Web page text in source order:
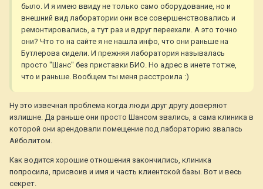
было. И я имею ввиду не только само оборудование, но и
внешний вид лаборатории они все совершенствовались и
ремонтировались, а тут раз и вдруг переехали. А это точно
они? Что то на сайте я не нашла инфо, что они раньше на
Бутлерова сидели. И прежняя лаборатория называлась
просто "Шанс" без приставки БИО. Но адрес в инете тотже,
что и раньше. Вообщем ты меня расстроила :)
Ну это извечная проблема когда люди друг другу доверяют
излишне. Да раньше они просто Шансом звались, а сама клиника в
которой они арендовали помещение под лабораторию звалась
Айболитом.
Как водится хорошие отношения закончились, клиника
попросила, присвоив и имя и часть клиентской базы. Вот и весь
секрет.